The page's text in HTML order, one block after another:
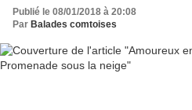
Publié le 08/01/2018 à 20:08
Par Balades comtoises